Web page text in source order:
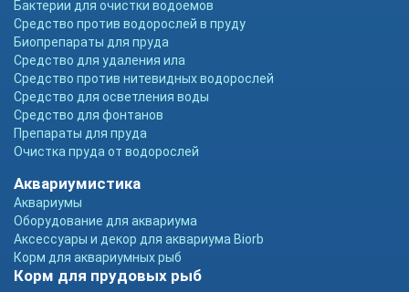
Бактерии для очистки водоемов
Средство против водорослей в пруду
Биопрепараты для пруда
Средство для удаления ила
Средство против нитевидных водорослей
Средство для осветления воды
Средство для фонтанов
Препараты для пруда
Очистка пруда от водорослей
Аквариумистика
Аквариумы
Оборудование для аквариума
Аксессуары и декор для аквариума Biorb
Корм для аквариумных рыб
Корм для прудовых рыб